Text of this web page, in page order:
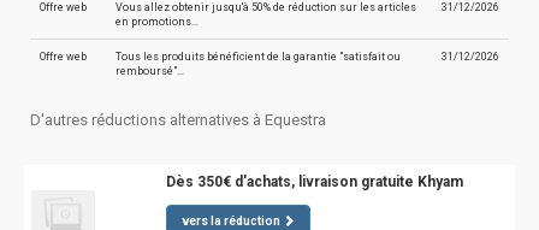
Offre web
Vous allez obtenir jusqu'à 50% de réduction sur les articles
en promotions…
31/12/2026
Offre web
Tous les produits bénéficient de la garantie "satisfait ou
remboursé"…
31/12/2026
D'autres réductions alternatives à Equestra
Dès 350€ d'achats, livraison gratuite Khyam
vers la réduction